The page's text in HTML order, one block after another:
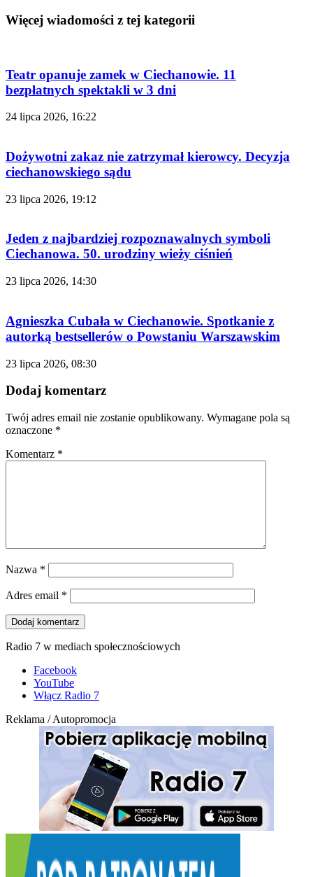
Więcej wiadomości z tej kategorii
Teatr opanuje zamek w Ciechanowie. 11
bezpłatnych spektakli w 3 dni
24 lipca 2026, 16:22
Dożywotni zakaz nie zatrzymał kierowcy. Decyzja
ciechanowskiego sądu
23 lipca 2026, 19:12
Jeden z najbardziej rozpoznawalnych symboli
Ciechanowa. 50. urodziny wieży ciśnień
23 lipca 2026, 14:30
Agnieszka Cubała w Ciechanowie. Spotkanie z
autorką bestsellerów o Powstaniu Warszawskim
23 lipca 2026, 08:30
Dodaj komentarz
Twój adres email nie zostanie opublikowany. Wymagane pola są
oznaczone *
Komentarz *
Nazwa *
Adres email *
Radio 7 w mediach społecznościowych
Facebook
YouTube
Włącz Radio 7
Reklama / Autopromocja